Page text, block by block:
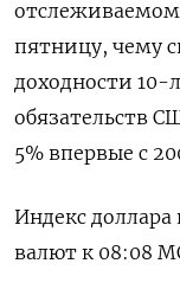
пятницу, чему
доходности 10-
обязательств
5% впервые с
Индекс
валют к 08:08